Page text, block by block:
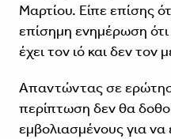
Μαρτίου. Είπε επίσης
επίσημη ενημέρωση
έχει τον ιό και δεν τον
Απαντώντας σε
περίπτωση δεν θα
εμβολιασμένους για